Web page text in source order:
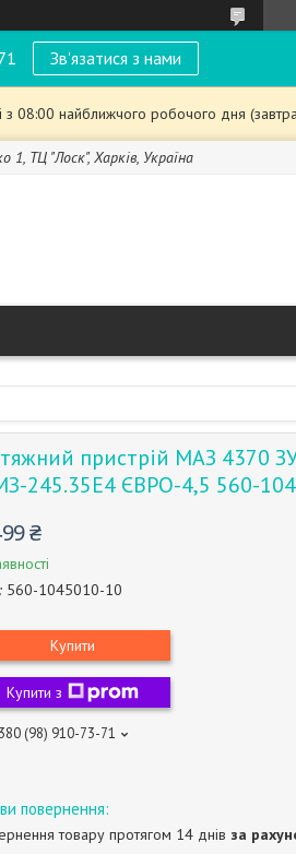
Зв'язатися з нами
08:00 найближчого робочого дня
1, ТЦ "Лоск", Харків, Україна
пристрій МАЗ 4370
245.35Е4 ЄВРО-4,5 560-
₴
560-1045010-10
Купити
Купити з
(98) 910-73-71
товару протягом 14 днів за